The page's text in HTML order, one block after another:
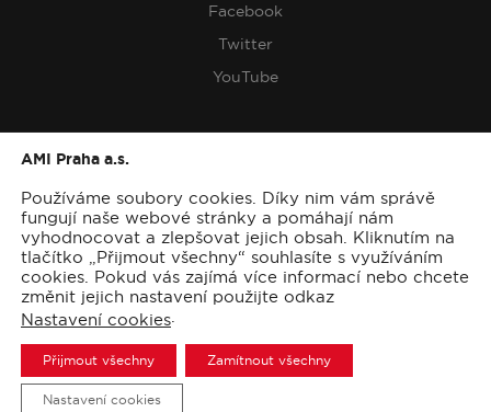
Facebook
Twitter
YouTube
Pernerova 697/35
186 00 Prague 8
+420 604 444 848
info@ami.cz
AMI Praha a.s.
Používáme soubory cookies. Díky nim vám správě
fungují naše webové stránky a pomáhají nám
vyhodnocovat a zlepšovat jejich obsah. Kliknutím na
tlačítko „Přijmout všechny“ souhlasíte s využíváním
cookies. Pokud vás zajímá více informací nebo chcete
změnit jejich nastavení použijte odkaz
Nastavení cookies.
Přijmout všechny Zamítnout všechny
Nastavení cookies